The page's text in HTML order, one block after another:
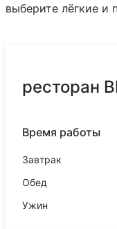
выберите лёгкие и
ресторан
Время работы
Завтрак
Обед
Ужин